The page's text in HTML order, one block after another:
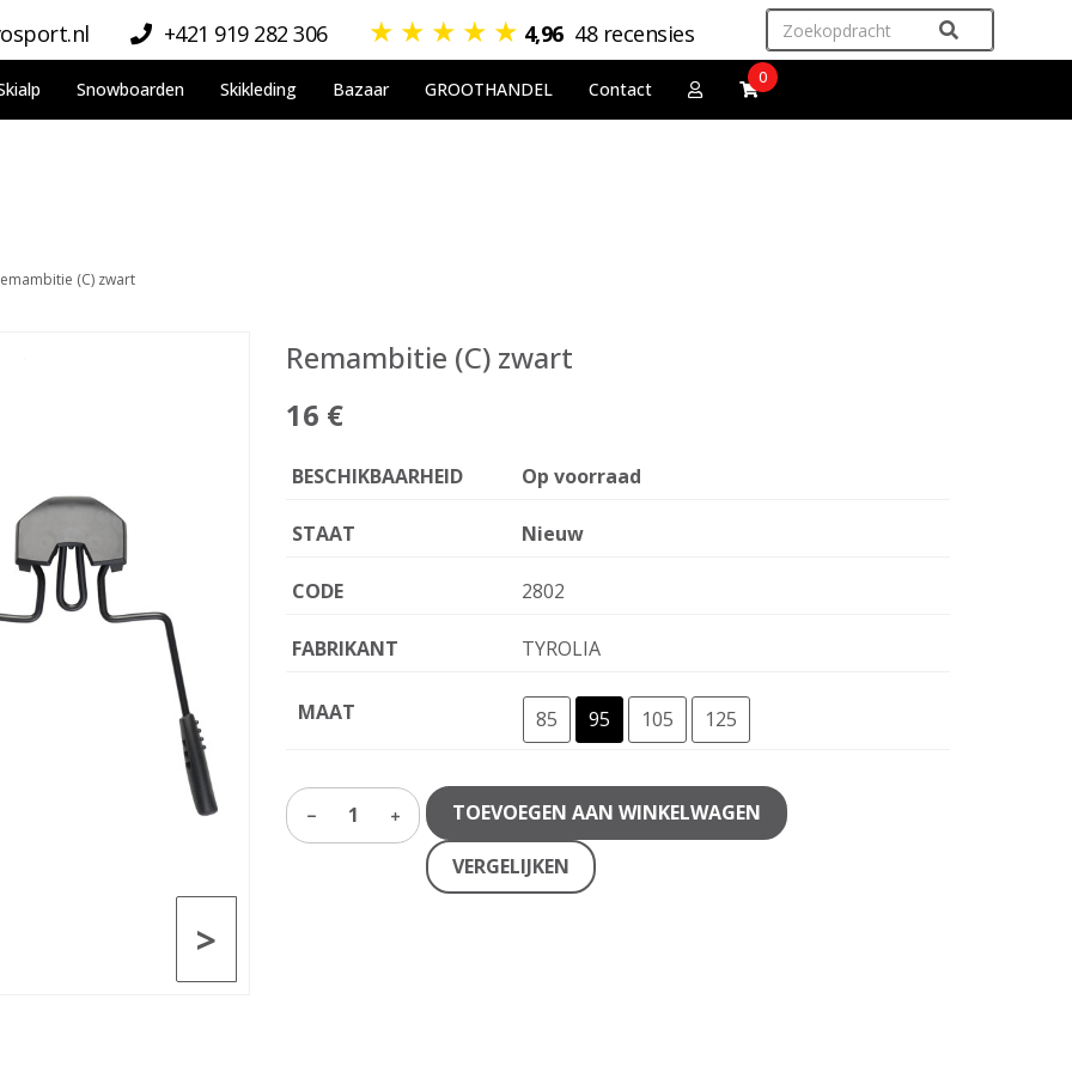
+421 919 282 306 ★ ★ ★ ★ ★ 4,96 48 recensies
Snowboarden Skikleding Bazaar GROOTHANDEL Contact
0
(C) zwart
>
Remambitie (C) zwart
16 €
BESCHIKBAARHEID Op voorraad
STAAT Nieuw
CODE 2802
FABRIKANT TYROLIA
MAAT 85 95 105 125
1 TOEVOEGEN AAN WINKELWAGEN
VERGELIJKEN